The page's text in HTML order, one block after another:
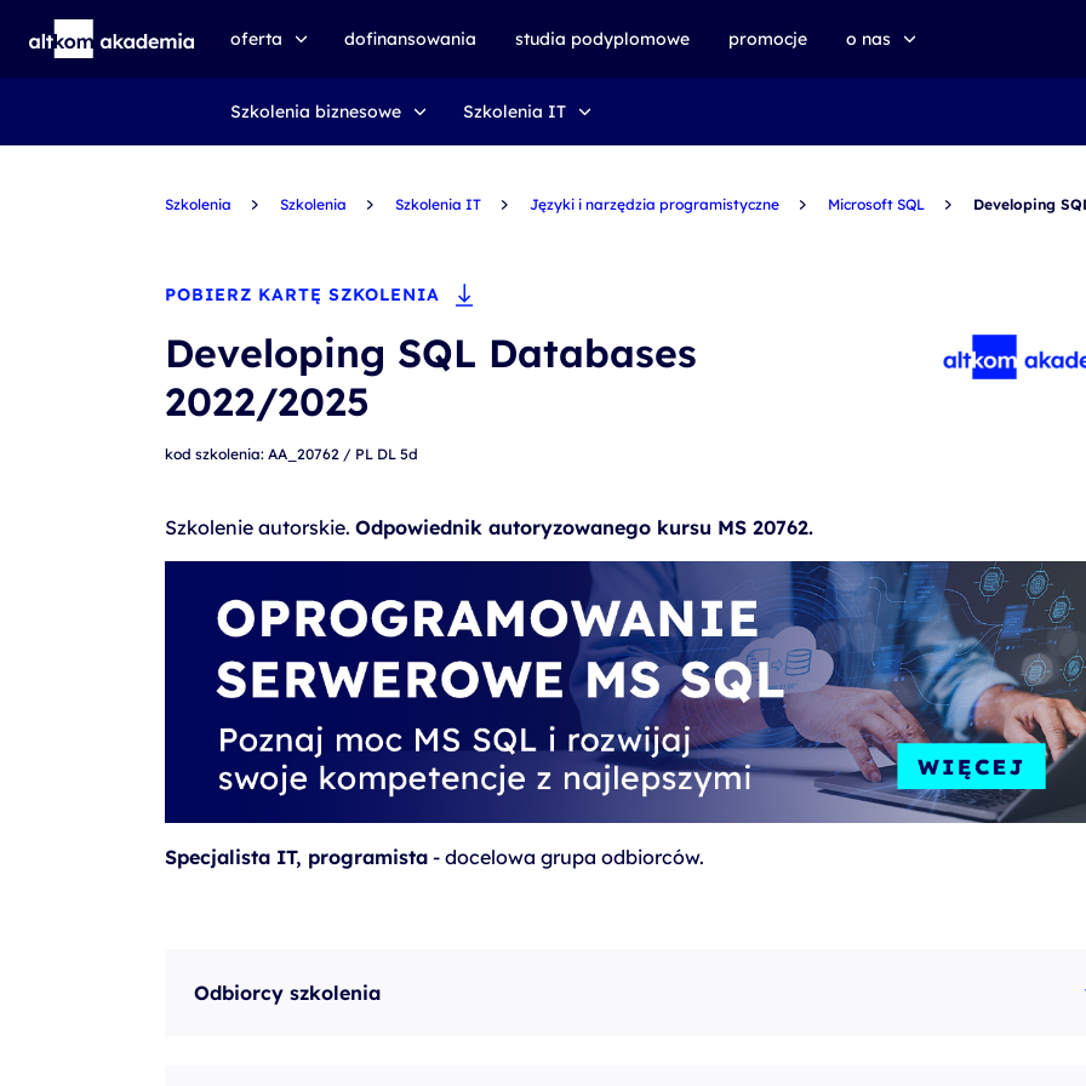
oferta
speexx
certyfikat DMI
AI First
szkolenia VR
szkolenia NIS2
szkolenia dla edukacji
szkolenia dla produkcji
szkolenia SAP
szkolenia SAS
formuły szkoleń MS
szkolenia
egzaminy
dofinansowania studia podyplomowe promocje o nas
Szkolenia biznesowe Szkolenia IT
Szkolenia Szkolenia Szkolenia IT Języki i narzędzia programistyczne Microsoft SQL Developing
POBIERZ KARTĘ SZKOLENIA
Developing SQL Databases
2022/2025
kod szkolenia: AA_20762 / PL DL 5d
Szkolenie autorskie. Odpowiednik autoryzowanego kursu MS 20762.
Specjalista IT, programista- docelowa grupa odbiorców.
Odbiorcy szkolenia